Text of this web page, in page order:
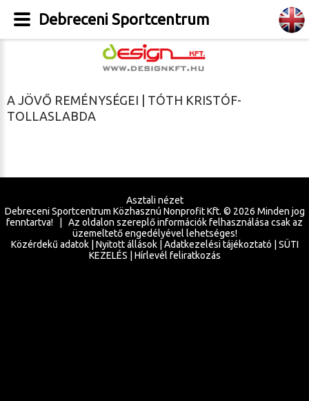
A JÖVŐ REMÉNYSÉGEI | TÓTH KRISTÓF-
TOLLASLABDA
Asztali nézet
Debreceni Sportcentrum Közhasznú Nonprofit Kft. © 2026 Minden jog
fenntartva! | Az oldalon szereplő információk felhasználása csak az
üzemeltető engedélyével lehetséges!
Közérdekű adatok| Nyitott állások| Adatkezelési tájékoztató
SÜTI
KEZELÉS
Hírlevél feliratkozás
Debreceni Sportcentrum